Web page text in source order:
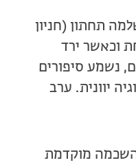
תחתון (חניון
וכאשר ירד
נשמע סיפורים
יוונית. ערב
מוקדמת